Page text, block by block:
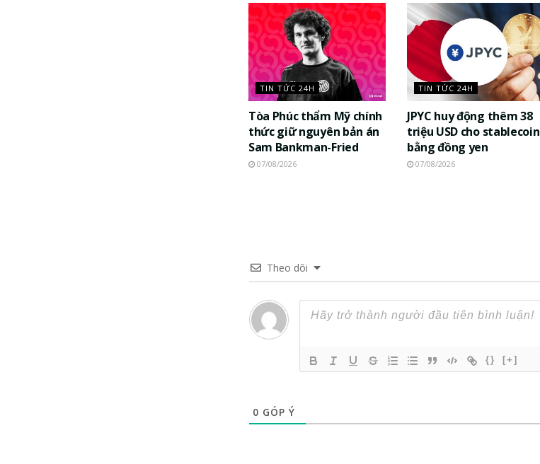
TIN TỨC 24H
Tòa Phúc thẩm Mỹ chính
thức giữ nguyên bản án
Sam Bankman-Fried
07/08/2026
TIN TỨC 24H
JPYC huy động thêm 38
triệu USD cho stablecoin
bằng đồng yen
07/08/2026
Theo dõi
{} [+]
0 GÓP Ý